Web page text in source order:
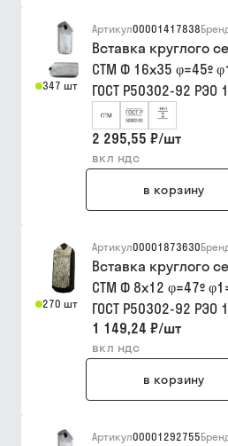
347 шт
Артикул00001417838
Вставка круглого
СТМ Ф 16х35 φ=45º
ГОСТ Р50302-92 РЭО
2 295,55 ₽/шт
вкл ндс
в корзину
270 шт
Артикул00001873630
Вставка круглого
СТМ Ф 8х12 φ=47º
ГОСТ Р50302-92 РЭО
1 149,24 ₽/шт
вкл ндс
в корзину
Артикул00001292755